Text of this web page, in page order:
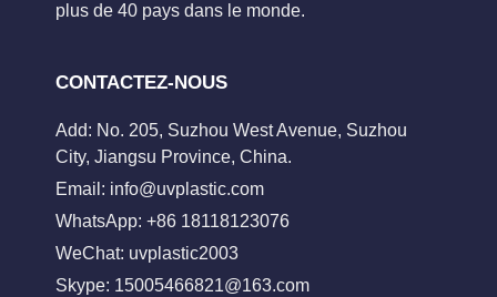
plus de 40 pays dans le monde.
CONTACTEZ-NOUS
Add: No. 205, Suzhou West Avenue, Suzhou
City, Jiangsu Province, China.
Email: info@uvplastic.com
WhatsApp: +86 18118123076
WeChat: uvplastic2003
Skype: 15005466821@163.com